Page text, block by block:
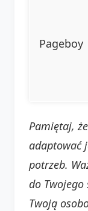
Pageboy
Pamiętaj,
adaptować
potrzeb.
do Twojego
Twoją